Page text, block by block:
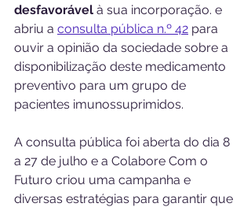
desfavorável à sua incorporação. e
abriu a consulta pública n.º 42 para
ouvir a opinião da sociedade sobre a
disponibilização deste medicamento
preventivo para um grupo de
pacientes imunossuprimidos.
A consulta pública foi aberta do dia 8
a 27 de julho e a Colabore Com o
Futuro criou uma campanha e
diversas estratégias para garantir que